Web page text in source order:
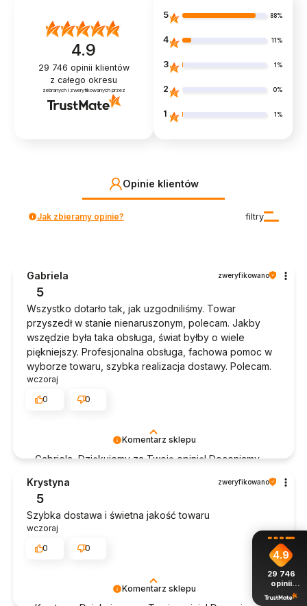
4.9
29 746 opinii klientów
z całego okresu
zebranych i zweryfikowanych przez
5 88%
4 11%
3 1%
2 0%
1 1%
Opinie klientów
filtry
Jak zbieramy opinie?
Komentarz sklepu
Gabriela, Dziękujemy za Twoją opinię! Doceniamy
doświadczeniem. Jesteśmy szczęśliwi, że mamy
takich klientów. Z pozdrowieniami, obsługa sklepu.
Gabriela zweryfikowano
5
Wszystko dotarło tak, jak uzgodniliśmy. Towar
przyszedł w stanie nienaruszonym, polecam. Jakby
wszędzie była taka obsługa, świat byłby o wiele
piękniejszy. Profesjonalna obsługa, fachowa pomoc w
wyborze towaru, szybka realizacja dostawy. Polecam.
wczoraj
0
0
Komentarz sklepu
Krystyna zweryfikowano
5
Szybka dostawa i świetna jakość towaru
wczoraj
0
0
4.9
29 746
opinii
z całego
okresu